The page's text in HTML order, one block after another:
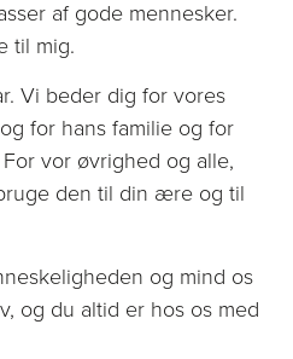
af gode mennesker.
til mig.
Vi beder dig for vores
for hans familie og for
vor øvrighed og alle,
den til din ære og til
og mind os
og du altid er hos os med